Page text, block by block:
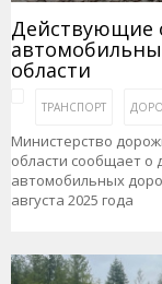
Действующие
области
ТРАНСПОРТ
Министерство
области сообщает о
автомобильных
августа 2025 года